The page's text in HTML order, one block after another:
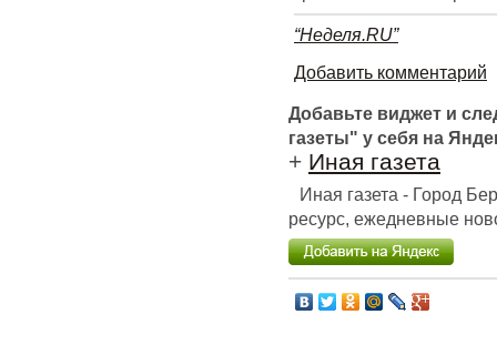
“Неделя.RU”
Добавить комментарий
Добавьте виджет и
газеты" у себя на
+ Иная газета
Иная газета - Город
ресурс, ежедневные